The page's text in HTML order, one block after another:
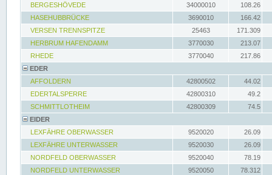
BERGESHÖVEDE
34000010
108.26
HASEHUBBRÜCKE
3690010
166.42
VERSEN TRENNSPITZE
25463
171.309
HERBRUM HAFENDAMM
3770030
213.07
RHEDE
3770040
217.86
EDER
AFFOLDERN
42800502
44.02
EDERTALSPERRE
42800310
49.2
SCHMITTLOTHEIM
42800309
74.5
EIDER
LEXFÄHRE OBERWASSER
9520020
26.09
LEXFÄHRE UNTERWASSER
9520030
26.09
NORDFELD OBERWASSER
9520040
78.19
NORDFELD UNTERWASSER
9520050
78.312